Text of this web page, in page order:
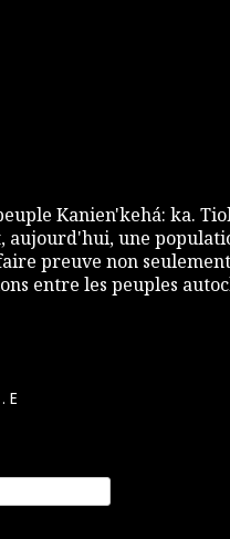
Kanien'kehá: ka.
aujourd'hui, une
preuve non
entre les peuples